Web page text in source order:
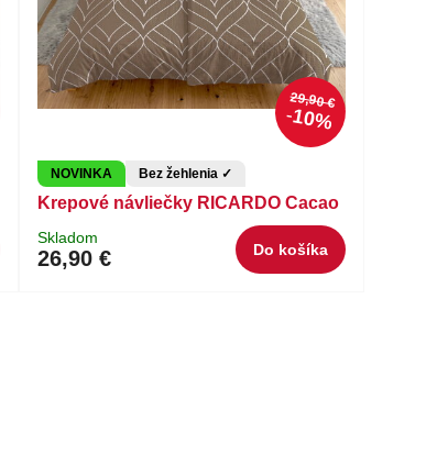
29,90 €
10%
NOVINKA Bez žehlenia ✓
Krepové návliečky RICARDO Cacao
Skladom
26,90 € Do košíka